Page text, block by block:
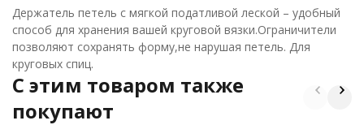
Держатель петель с мягкой податливой леской – удобный
способ для хранения вашей круговой вязки.Ограничители
позволяют сохранять форму,не нарушая петель. Для
круговых спиц.
C этим товаром также
покупают